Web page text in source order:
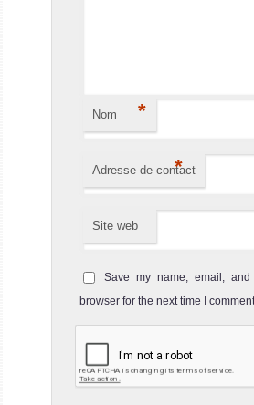
MV Nautilus Belle
Le MV Nautilus
MV Nautilus Belle Amie Avis sur le
Nom *
Adresse de contact
*
Site web
Save my name, email,
browser for the next time I comment.